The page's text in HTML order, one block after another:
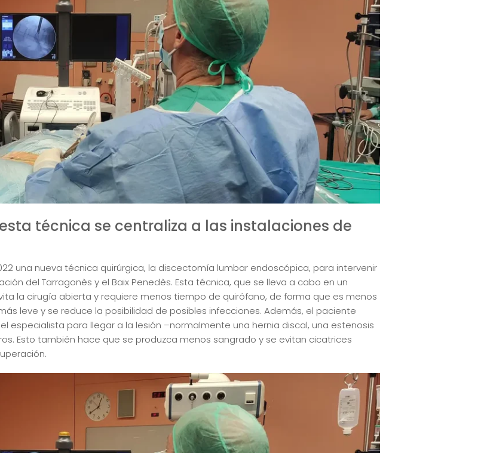
técnica se centraliza a las instalaciones de
una nueva técnica quirúrgica, la discectomía lumbar endoscópica, para intervenir
del Tarragonès y el Baix Penedès. Esta técnica, que se lleva a cabo en un
la cirugía abierta y requiere menos tiempo de quirófano, de forma que es menos
leve y se reduce la posibilidad de posibles infecciones. Además, el paciente
especialista para llegar a la lesión –normalmente una hernia discal, una estenosis
Esto también hace que se produzca menos sangrado y se evitan cicatrices